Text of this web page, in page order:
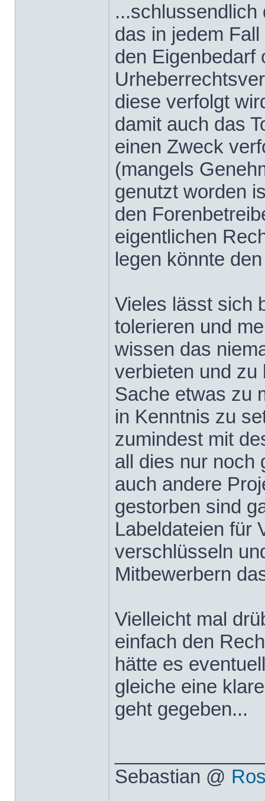
das in jedem
den Eigenbedarf
diese verfolgt
damit auch das
einen Zweck
(mangels
genutzt worden
den
eigentlichen
legen könnte
Vieles lässt sich
tolerieren und
wissen das
verbieten und zu
Sache etwas zu
in Kenntnis zu
zumindest mit
all dies nur noch
auch andere
gestorben sind
Labeldateien für
verschlüsseln
Mitbewerbern
Vielleicht mal
einfach den
hätte es
gleiche eine
geht gegeben...
Sebastian @